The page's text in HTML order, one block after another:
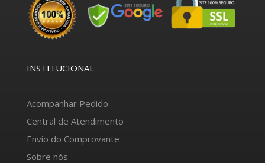
INSTITUCIONAL
Acompanhar Pedido
Central de Atendimento
Envio do Comprovante
Sobre nós